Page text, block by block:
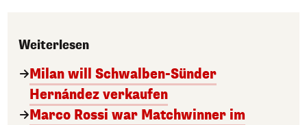
Weiterlesen
Milan will Schwalben-Sünder
Hernández verkaufen
Marco Rossi war Matchwinner im